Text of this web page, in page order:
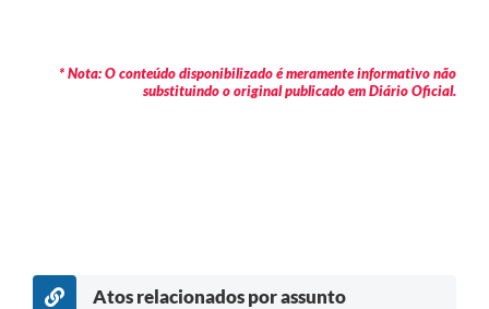
* Nota: O conteúdo disponibilizado é meramente informativo não
substituindo o original publicado em Diário Oficial.
Atos relacionados por assunto